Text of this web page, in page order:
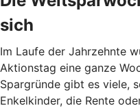
sich
Im Laufe der Jahrzehnte
Aktionstag eine ganze
Spargründe gibt es viele,
Enkelkinder, die Rente